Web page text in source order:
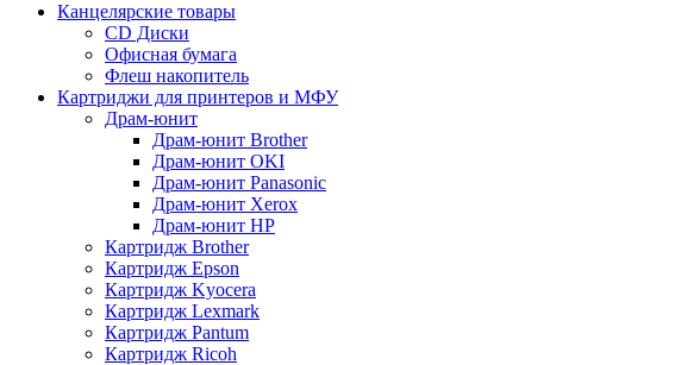
Канцелярские товары
CD Диски
Офисная бумага
Флеш накопитель
Картриджи для принтеров и МФУ
Драм-юнит
Драм-юнит Brother
Драм-юнит OKI
Драм-юнит Panasonic
Драм-юнит Xerox
Драм-юнит НР
Картридж Brother
Картридж Epson
Картридж Kyocera
Картридж Lexmark
Картридж Pantum
Картридж Ricoh